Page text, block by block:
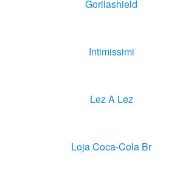
Gorilashield
Intimissimi
Lez A Lez
Loja Coca-Cola Br